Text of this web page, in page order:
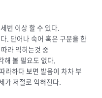
번 이상 할 수 있다.
. 단어나 숙어 혹은 구문을 한
라 익히는것 중
해 볼 필요도 없다.
라하다 보면 발음이 차차 부
가 저절로 익혀진다.